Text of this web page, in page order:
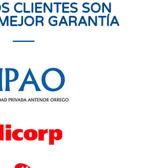
CLIENTES SON
GARANTÍA